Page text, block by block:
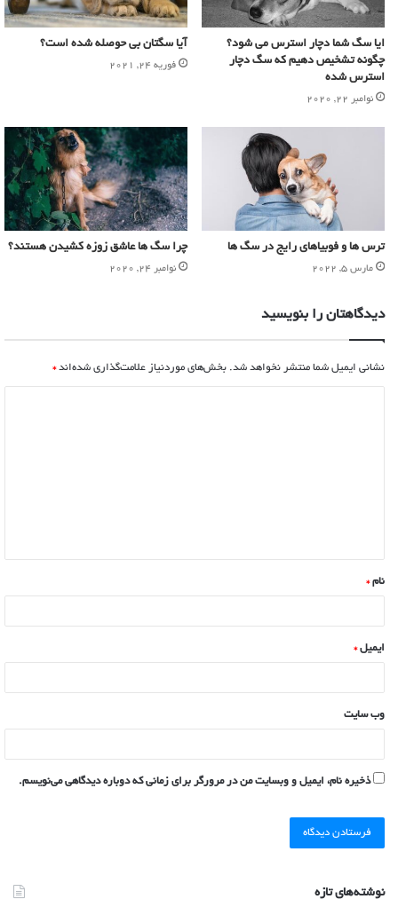
ایا سگ شما دچار استرس می شود؟
چگونه تشخیص دهیم که سگ دچار
استرس شده
نوامبر 22, 2020
آیا سگتان بی حوصله شده است؟
فوریه 24, 2021
ترس ها و فوبیاهای رایج در سگ ها
مارس 5, 2022
چرا سگ ها عاشق زوزه کشیدن هستند؟
نوامبر 24, 2020
دیدگاهتان را بنویسید
نشانی ایمیل شما منتشر نخواهد شد. بخش‌های موردنیاز علامت‌گذاری شده‌اند*
نام*
ایمیل*
وب‌ سایت
ذخیره نام، ایمیل و وبسایت من در مرورگر برای زمانی که دوباره دیدگاهی می‌نویسم.
نوشته‌های تازه